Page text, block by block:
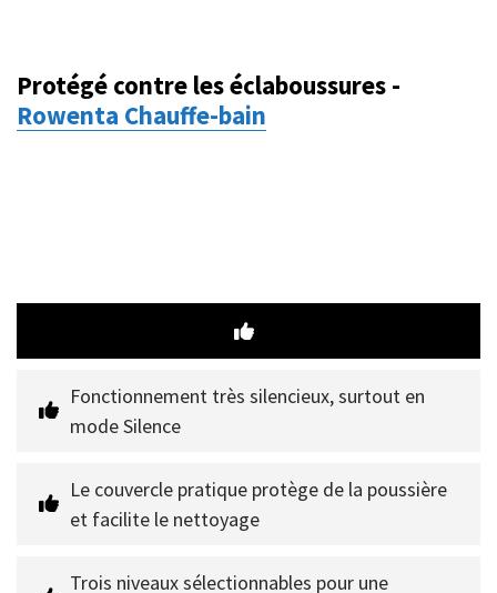
Protégé contre les éclaboussures -
Rowenta Chauffe-bain
Fonctionnement très silencieux, surtout en
mode Silence
Le couvercle pratique protège de la poussière
et facilite le nettoyage
Trois niveaux sélectionnables pour une